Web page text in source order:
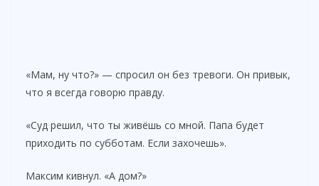
«Мам, ну что?» — спросил он без тревоги. Он привык,
что я всегда говорю правду.
«Суд решил, что ты живёшь со мной. Папа будет
приходить по субботам. Если захочешь».
Максим кивнул. «А дом?»